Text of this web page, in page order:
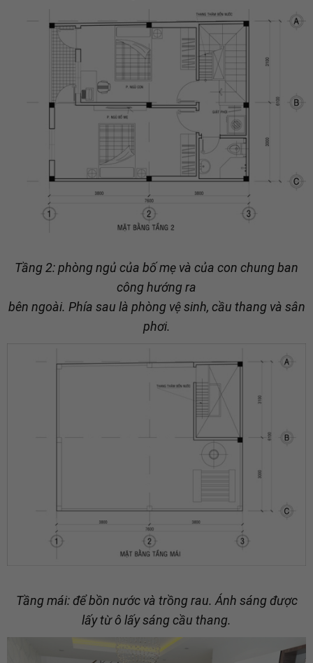
Tầng 2: phòng ngủ của bố mẹ và của con chung ban
công hướng ra
bên ngoài. Phía sau là phòng vệ sinh, cầu thang và sân
phơi.
Tầng mái: để bồn nước và trồng rau. Ánh sáng được
lấy từ ô lấy sáng cầu thang.